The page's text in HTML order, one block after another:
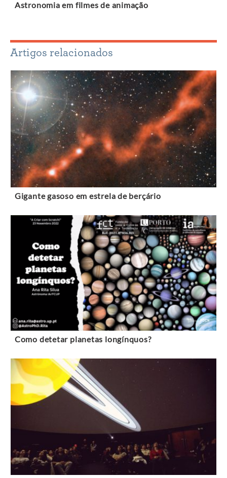
Astronomia em filmes de animação
Artigos relacionados
Gigante gasoso em estrela de berçário
Como detetar planetas longínquos?